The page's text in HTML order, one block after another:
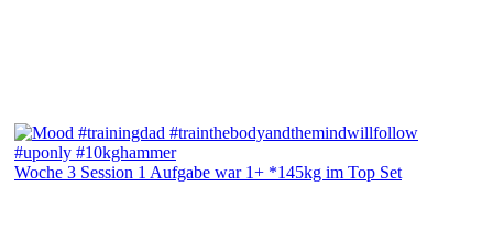
Woche 3 Session 1 Aufgabe war 1+ *145kg im Top Set